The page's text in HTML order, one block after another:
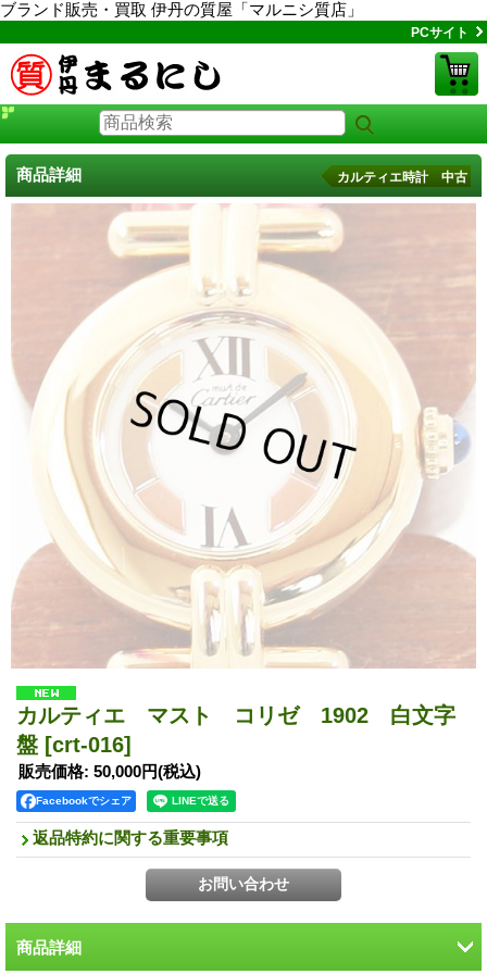
ブランド販売・買取 伊丹の質屋「マルニシ質店」
PCサイト
商品詳細 カルティエ時計 中古
カルティエ マスト コリゼ 1902 白文字
盤 [crt-016]
販売価格: 50,000円(税込)
Facebookでシェア
返品特約に関する重要事項
商品詳細